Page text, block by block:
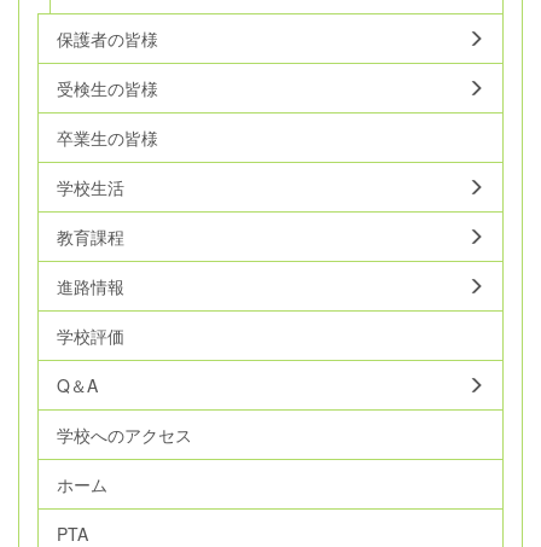
保護者の皆様
受検生の皆様
卒業生の皆様
学校生活
教育課程
進路情報
学校評価
Q＆A
学校へのアクセス
ホーム
PTA